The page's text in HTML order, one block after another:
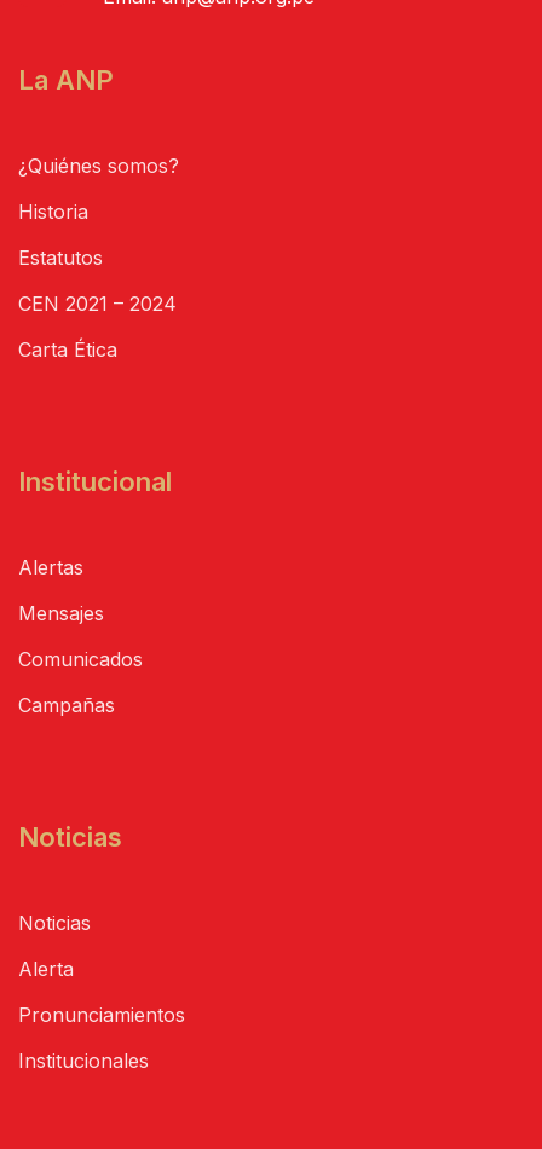
La ANP
¿Quiénes somos?
Historia
Estatutos
CEN 2021 – 2024
Carta Ética
Institucional
Alertas
Mensajes
Comunicados
Campañas
Noticias
Noticias
Alerta
Pronunciamientos
Institucionales